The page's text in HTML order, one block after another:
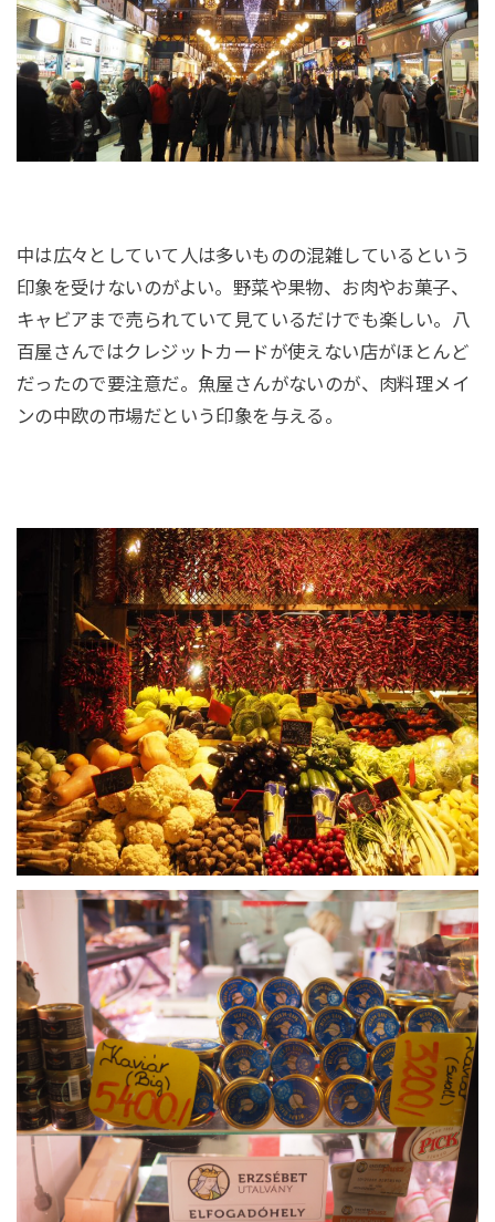
中は広々としていて人は多いものの混雑しているという
印象を受けないのがよい。野菜や果物、お肉やお菓子、
キャビアまで売られていて見ているだけでも楽しい。八
百屋さんではクレジットカードが使えない店がほとんど
だったので要注意だ。魚屋さんがないのが、肉料理メイ
ンの中欧の市場だという印象を与える。